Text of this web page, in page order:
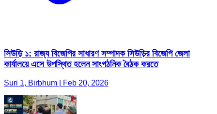
সিউড়ি ১: রাজ্য বিজেপির সাধারণ সম্পাদক সিউড়ির বিজেপি জেলা
কার্যালয়ে এসে উপস্থিত হলেন সাংগঠনিক বৈঠক করতে
Suri 1, Birbhum | Feb 20, 2026